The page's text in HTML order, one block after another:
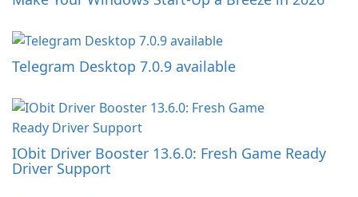
Telegram Desktop 7.0.9 available
IObit Driver Booster 13.6.0: Fresh Game Ready
Driver Support